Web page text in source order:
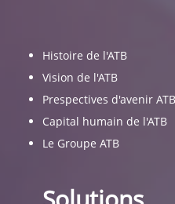
Histoire de l'ATB
Vision de l'ATB
Prespectives d'avenir ATB
Capital humain de l'ATB
Le Groupe ATB